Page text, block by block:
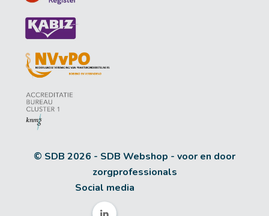
© SDB 2026 - SDB Webshop - voor en door
zorgprofessionals
Social media